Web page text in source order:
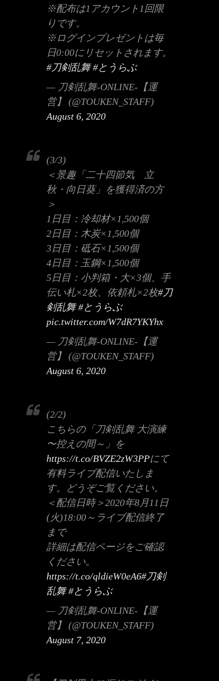
※配布は1アカウント1回限
りです。
※ログインプレゼントは毎
日0:00にリセットされます。
#刀剣乱舞 #とうらぶ
— 刀剣乱舞-ONLINE-【運
営】 (@TOUKEN_STAFF)
August 6, 2020
(3/3)
＜景趣「二十四節気 立
秋・向日葵」を獲得済の方
＞
1日目：冷却材×1,500個
2日目：木炭×1,500個
3日目：砥石×1,500個
4日目：玉鋼×1,500個
5日目：小判箱・大×3個、手
伝い札×2枚、依頼札×2枚#刀
剣乱舞 #とうらぶ
pic.twitter.com/W7dR7YKYhx
— 刀剣乱舞-ONLINE-【運
営】 (@TOUKEN_STAFF)
August 6, 2020
(2/2)
こちらの「刀剣乱舞 大演練
〜控えの間～」を
https://t.co/BVZE2zW3PPにて
有料ライブ配信いたしま
す。どうぞご覧ください。
＜配信日時＞2020年8月11日
(火)18:00～ライブ配信終了
まで
詳細は配信ページをご確認
ください。
https://t.co/qldieW0eA6#刀剣
乱舞 #とうらぶ
— 刀剣乱舞-ONLINE-【運
営】 (@TOUKEN_STAFF)
August 7, 2020